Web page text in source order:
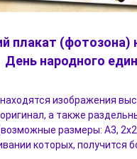
плакат (фотозона)
День народного
изображения
а также
размеры: А3,
которых, получится